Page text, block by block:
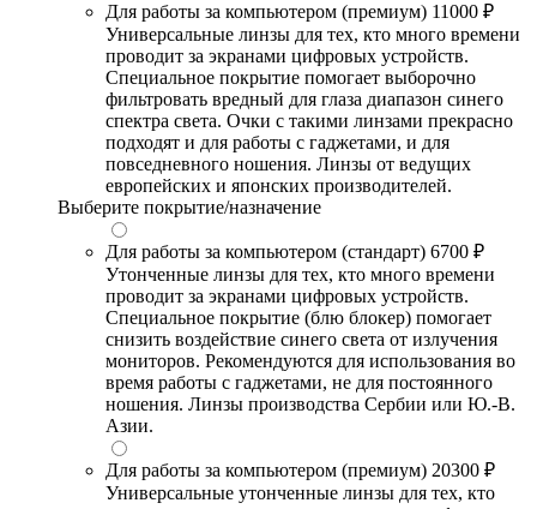
Для работы за компьютером (премиум) 11000 ₽
Универсальные линзы для тех, кто много времени
проводит за экранами цифровых устройств.
Специальное покрытие помогает выборочно
фильтровать вредный для глаза диапазон синего
спектра света. Очки с такими линзами прекрасно
подходят и для работы с гаджетами, и для
повседневного ношения. Линзы от ведущих
европейских и японских производителей.
Выберите покрытие/назначение
Для работы за компьютером (стандарт) 6700 ₽
Утонченные линзы для тех, кто много времени
проводит за экранами цифровых устройств.
Специальное покрытие (блю блокер) помогает
снизить воздействие синего света от излучения
мониторов. Рекомендуются для использования во
время работы с гаджетами, не для постоянного
ношения. Линзы производства Сербии или Ю.-В.
Азии.
Для работы за компьютером (премиум) 20300 ₽
Универсальные утонченные линзы для тех, кто